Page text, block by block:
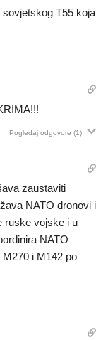
T55 koja
Pogledaj odgovore (1)
zaustaviti
NATO dronovi i
ruske vojske i u
NATO
i M142 po